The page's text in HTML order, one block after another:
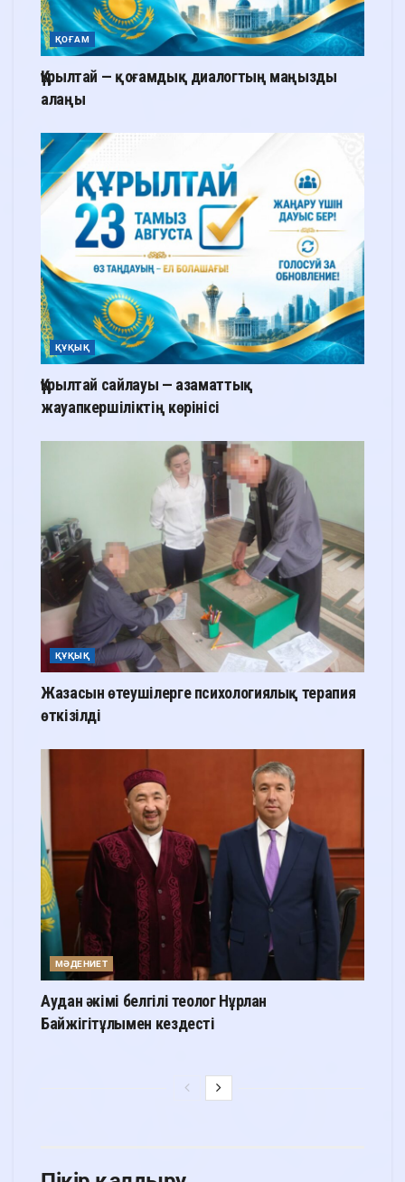
ҚОҒАМ
Құрылтай — қоғамдық диалогтың маңызды
алаңы
ҚҰҚЫҚ
Құрылтай сайлауы — азаматтық
жауапкершіліктің көрінісі
ҚҰҚЫҚ
Жазасын өтеушілерге психологиялық терапия
өткізілді
МӘДЕНИЕТ
Аудан әкімі белгілі теолог Нұрлан
Байжігітұлымен кездесті